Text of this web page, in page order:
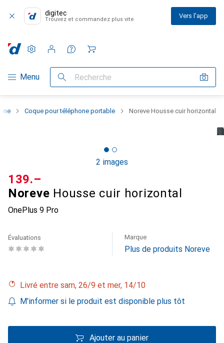
digitec
Trouvez et commandez plus vite Vers l'app
Navigation par catégorie
Menu Recherche
Paramètres
Compte client
Listes de comparaison
Listes d'envies
Panier
Coque pour téléphone portable Noreve Housse cuir horizontal
2 images
Noreve Housse cuir horizontal
OnePlus 9 Pro
CHF
139.–
Évaluations Marque
Plus de produits Noreve
Livré entre sam, 26/9 et mer, 14/10
M'informer si le produit est disponible plus tôt
Ajouter au panier